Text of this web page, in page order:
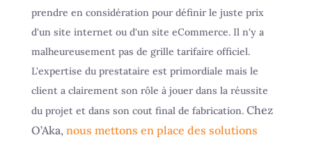
prendre en considération pour définir le juste prix
d'un site internet ou d'un site eCommerce. Il n'y a
malheureusement pas de grille tarifaire officiel.
L'expertise du prestataire est primordiale mais le
client a clairement son rôle à jouer dans la réussite
du projet et dans son cout final de fabrication. Chez
O’Aka, nous mettons en place des solutions